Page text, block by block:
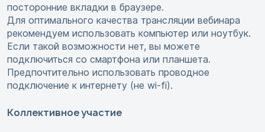
посторонние вкладки в браузере.
Для оптимального качества трансляции вебинара
рекомендуем использовать компьютер или ноутбук.
Если такой возможности нет, вы можете
подключиться со смартфона или планшета.
Предпочтительно использовать проводное
подключение к интернету (не wi-fi).
Коллективное участие